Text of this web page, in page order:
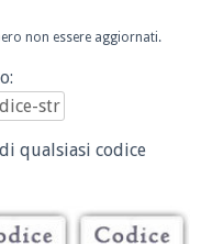
non essere aggiornati.
qualsiasi codice